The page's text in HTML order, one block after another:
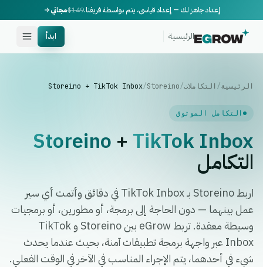
إعداد جاهز لك — إعداد قياسي، يتم بواسطة فريقنا.$149مجاني
الرئيسية ابدأ
الرئيسية/ التكاملات/
Storeino
/
Storeino + TikTok Inbox
التكامل الموثوق
Storeino + TikTok Inbox
التكامل
اربط Storeino بـ TikTok Inbox في دقائق وأتمت أي سير
عمل بينهما — دون الحاجة إلى برمجة، أو مطورين، أو برمجيات
وسيطة معقدة. تربط eGrow بين Storeino و TikTok
Inbox عبر واجهة برمجة تطبيقات آمنة، بحيث عندما يحدث
شيء في أحدهما، يتم الإجراء المناسب في الآخر في الوقت الفعلي.